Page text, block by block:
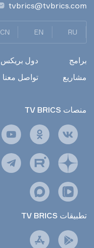
tvbrics@tvbrics.com
RU
EN
CN
برامج
مشاريع
دول بريكس
تواصل معنا
TV BRICS منصات
TV BRICS تطبيقات